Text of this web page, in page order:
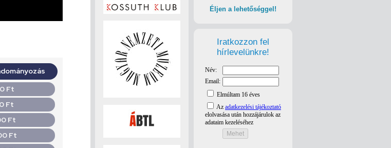
Éljen a lehetőséggel!
Iratkozzon fel
hírlevelünkre!